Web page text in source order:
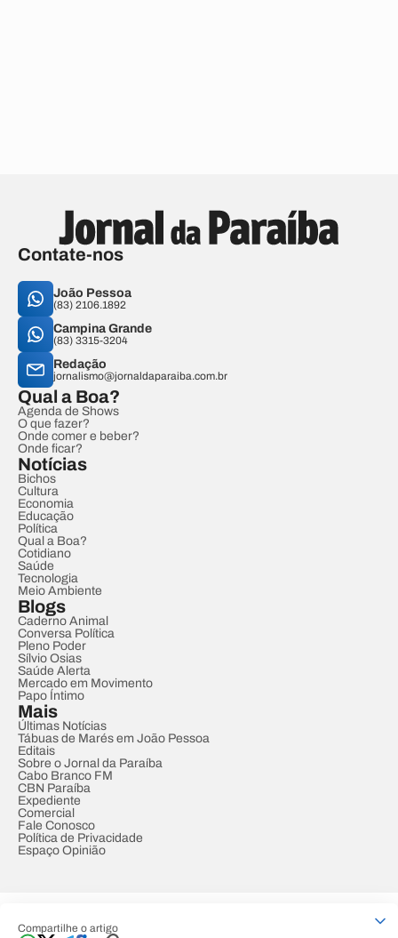
Compartilhe o artigo
Contate-nos
João Pessoa
(83) 2106.1892
Campina Grande
(83) 3315-3204
Redação
jornalismo@jornaldaparaiba.com.br
Qual a Boa?
Agenda de Shows
O que fazer?
Onde comer e beber?
Onde ficar?
Notícias
Bichos
Cultura
Economia
Educação
Política
Qual a Boa?
Cotidiano
Saúde
Tecnologia
Meio Ambiente
Blogs
Caderno Animal
Conversa Política
Pleno Poder
Sílvio Osias
Saúde Alerta
Mercado em Movimento
Papo Íntimo
Mais
Últimas Notícias
Tábuas de Marés em João Pessoa
Editais
Sobre o Jornal da Paraíba
Cabo Branco FM
CBN Paraíba
Expediente
Comercial
Fale Conosco
Política de Privacidade
Espaço Opinião